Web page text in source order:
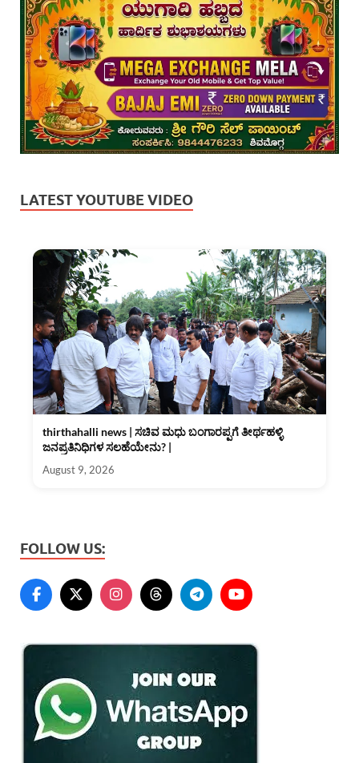
LATEST YOUTUBE VIDEO
thirthahalli news | ಸಚಿವ ಮಧು ಬಂಗಾರಪ್ಪಗೆ ತೀರ್ಥಹಳ್ಳಿ
ಜನಪ್ರತಿನಿಧಿಗಳ ಸಲಹೆಯೇನು? |
August 9, 2026
FOLLOW US: